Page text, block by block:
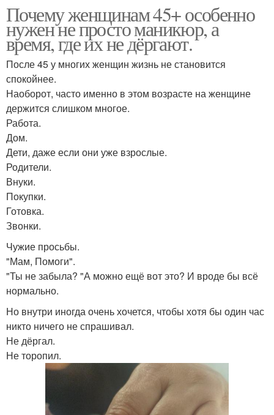
Почему женщинам 45+ особенно
нужен не просто маникюр, а
время, где их не дёргают.
После 45 у многих женщин жизнь не становится
спокойнее.
Наоборот, часто именно в этом возрасте на женщине
держится слишком многое.
Работа.
Дом.
Дети, даже если они уже взрослые.
Родители.
Внуки.
Покупки.
Готовка.
Звонки.
Чужие просьбы.
"Мам, Помоги".
"Ты не забыла? "А можно ещё вот это? И вроде бы всё
нормально.
Но внутри иногда очень хочется, чтобы хотя бы один час
никто ничего не спрашивал.
Не дёргал.
Не торопил.